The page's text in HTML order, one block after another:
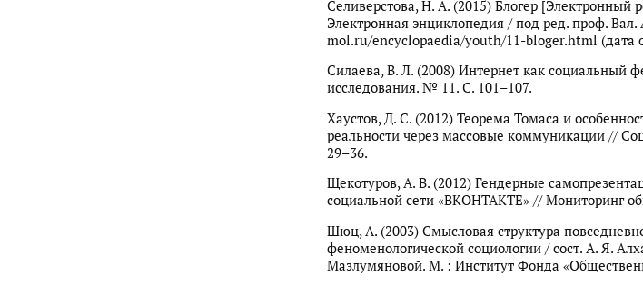
Селиверстова, Н. А. (2015) Блогер [Электронный
Электронная энциклопедия / под ред. проф.
mol.ru/encyclopaedia/youth/11-bloger.html (дата
Силаева, В. Л. (2008) Интернет как социальный
исследования. № 11. С. 101–107.
Хаустов, Д. С. (2012) Теорема Томаса и
реальности через массовые коммуникации //
29–36.
Щекотуров, А. В. (2012) Гендерные
социальной сети «ВКОНТАКТЕ» // Мониторинг
Шюц, А. (2003) Смысловая структура
феноменологической социологии / сост. А. Я.
Мазлумяновой. М. : Институт Фонда